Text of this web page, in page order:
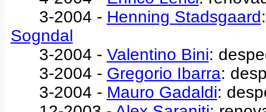
3-2004 - Henning Stadsgaard
Sogndal
3-2004 - Valentino Bini:
3-2004 - Gregorio Ibarra:
3-2004 - Mauro Gadaldi: